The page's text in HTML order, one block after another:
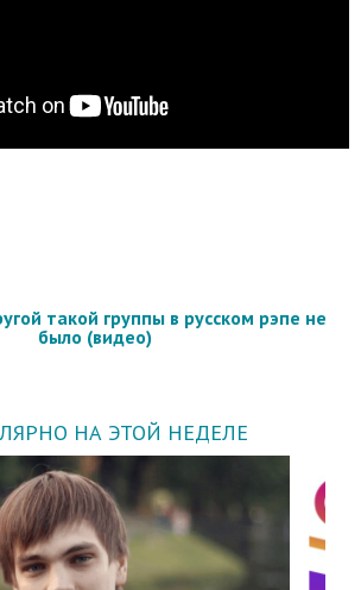
такой группы в русском рэпе не
было (видео)
НА ЭТОЙ НЕДЕЛЕ